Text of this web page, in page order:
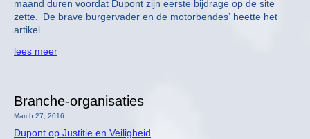
maand duren voordat Dupont zijn eerste bijdrage op de site
zette. ‘De brave burgervader en de motorbendes’ heette het
artikel.
lees meer
Branche-organisaties
March 27, 2016
Dupont op Justitie en Veiligheid